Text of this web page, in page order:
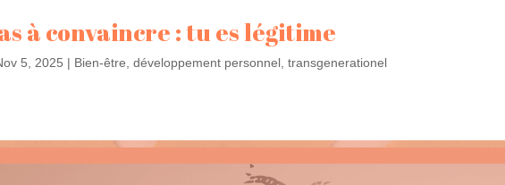
à convaincre : tu es légitime
5, 2025 | Bien-être ,développement personnel ,transgenerationel